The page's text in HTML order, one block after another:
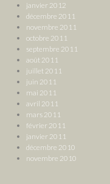
janvier 2012
décembre 2011
novembre 2011
octobre 2011
septembre 2011
août 2011
juillet 2011
juin 2011
mai 2011
avril 2011
mars 2011
février 2011
janvier 2011
décembre 2010
novembre 2010